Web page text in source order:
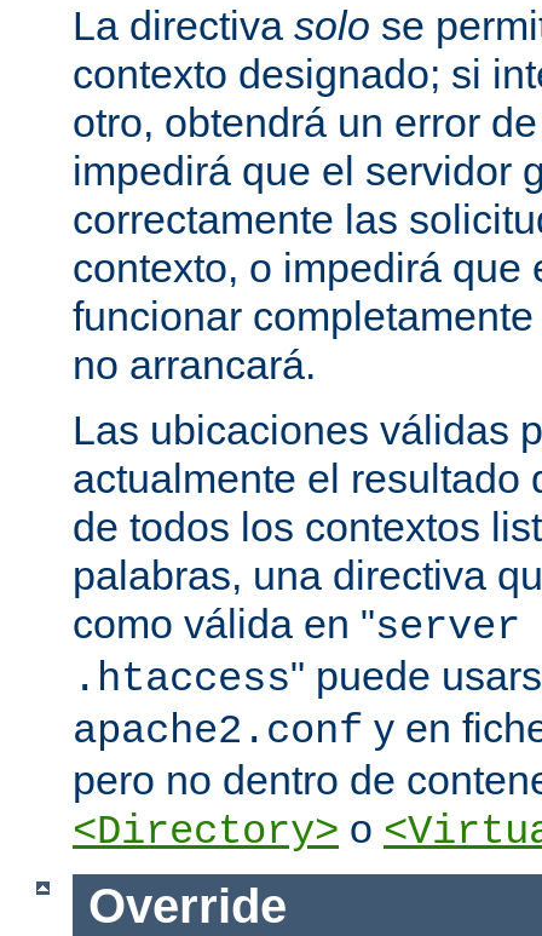
La directiva solo se
contexto designado; si
otro, obtendrá un error
impedirá que el servidor
correctamente las
contexto, o impedirá que
funcionar
no arrancará.
Las ubicaciones válidas
actualmente el resultado
de todos los contextos
palabras, una directiva
como válida en "
.htaccess" puede
apache2.conf y en
pero no dentro de
<Directory> o
Override